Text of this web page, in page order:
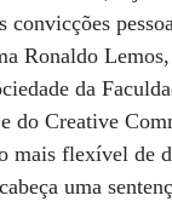
convicções
Ronaldo
da
do Creative
mais flexível de
uma